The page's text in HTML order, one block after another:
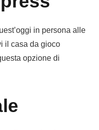
in persona alle
il casa da gioco
opzione di